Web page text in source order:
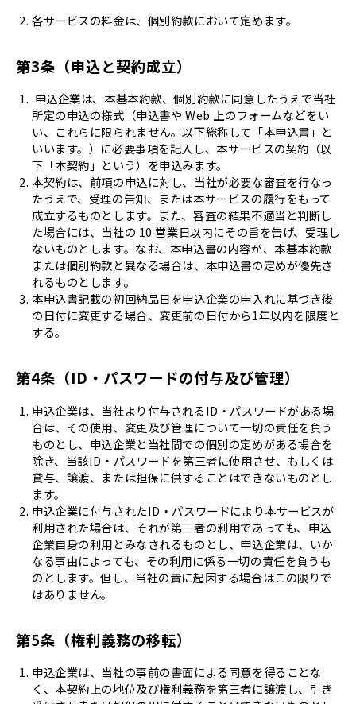
各サービスの料金は、個別約款において定めます。
第3条（申込と契約成立）
申込企業は、本基本約款、個別約款に同意したうえで当社
所定の申込の様式（申込書や Web 上のフォームなどをい
い、これらに限られません。以下総称して「本申込書」と
いいます。）に必要事項を記入し、本サービスの契約（以
下「本契約」という）を申込みます。
本契約は、前項の申込に対し、当社が必要な審査を行なっ
たうえで、受理の告知、または本サービスの履行をもって
成立するものとします。また、審査の結果不適当と判断し
た場合には、当社の 10 営業日以内にその旨を告げ、受理し
ないものとします。なお、本申込書の内容が、本基本約款
または個別約款と異なる場合は、本申込書の定めが優先さ
れるものとします。
本申込書記載の初回納品日を申込企業の申入れに基づき後
の日付に変更する場合、変更前の日付から1年以内を限度と
する。
第4条（ID・パスワードの付与及び管理）
申込企業は、当社より付与されるID・パスワードがある場
合は、その使用、変更及び管理について一切の責任を負う
ものとし、申込企業と当社間での個別の定めがある場合を
除き、当該ID・パスワードを第三者に使用させ、もしくは
貸与、譲渡、または担保に供することはできないものとし
ます。
申込企業に付与されたID・パスワードにより本サービスが
利用された場合は、それが第三者の利用であっても、申込
企業自身の利用とみなされるものとし、申込企業は、いか
なる事由によっても、その利用に係る一切の責任を負うも
のとします。但し、当社の責に起因する場合はこの限りで
はありません。
第5条（権利義務の移転）
申込企業は、当社の事前の書面による同意を得ることな
く、本契約上の地位及び権利義務を第三者に譲渡し、引き